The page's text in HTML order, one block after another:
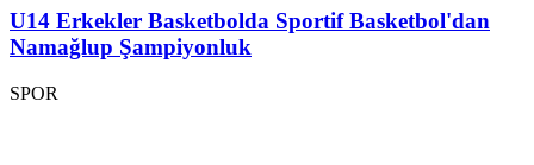
U14 Erkekler Basketbolda Sportif Basketbol'dan
Namağlup Şampiyonluk
SPOR